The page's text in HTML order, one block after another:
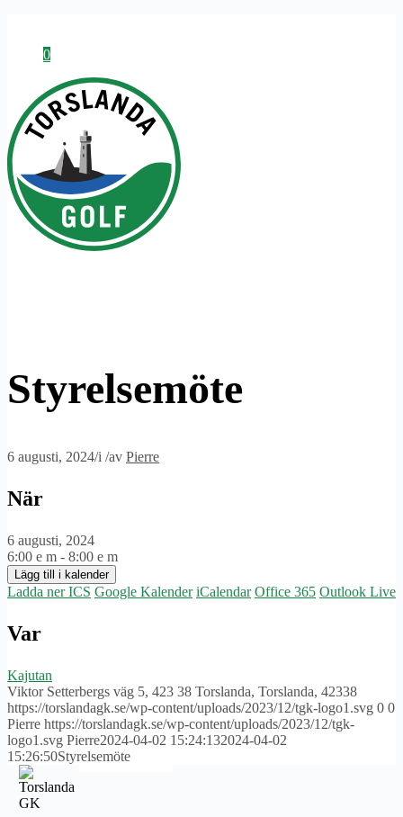
0
Klubben
Idrottsförsäkring
Styrelsemöte
6 augusti, 2024/i /av Pierre
När
6 augusti, 2024
6:00 e m - 8:00 e m
Lägg till i kalender
Ladda ner ICS Google Kalender iCalendar Office 365 Outlook Live
Var
Kajutan
Viktor Setterbergs väg 5, 423 38 Torslanda, Torslanda, 42338
https://torslandagk.se/wp-content/uploads/2023/12/tgk-logo1.svg 0 0
Pierre https://torslandagk.se/wp-content/uploads/2023/12/tgk-
logo1.svg Pierre2024-04-02 15:24:132024-04-02
15:26:50Styrelsemöte